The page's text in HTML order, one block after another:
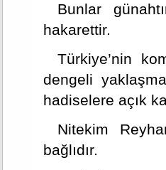
Bunlar
hakarettir.
Türkiye’nin
dengeli
hadiselere açık
Nitekim
bağlıdır.